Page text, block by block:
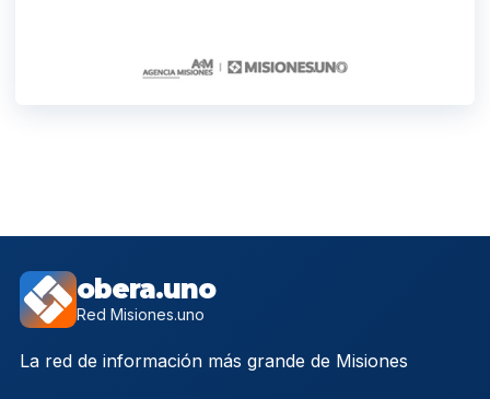
obera.uno
Red Misiones.uno
La red de información más grande de Misiones